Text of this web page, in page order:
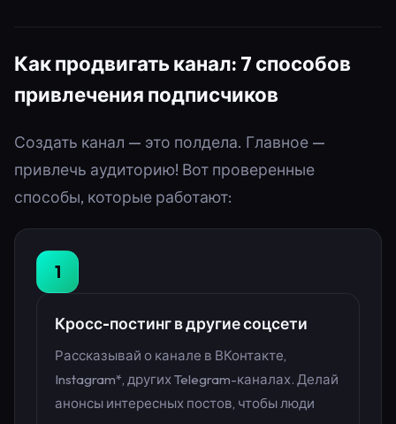
Как продвигать канал: 7 способов
привлечения подписчиков
Создать канал — это полдела. Главное —
привлечь аудиторию! Вот проверенные
способы, которые работают:
1
Кросс-постинг в другие соцсети
Рассказывай о канале в ВКонтакте,
Instagram*, других Telegram-каналах. Делай
анонсы интересных постов, чтобы люди